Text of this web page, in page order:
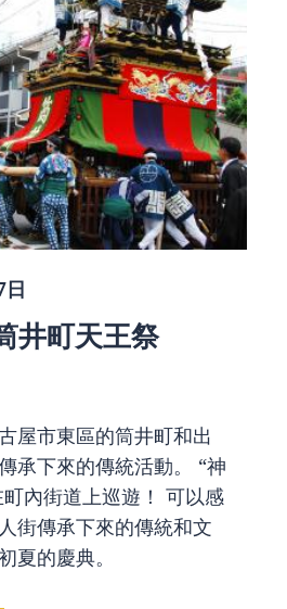
井町天王祭
屋市東區的筒井町和出
承下來的傳統活動。 “神
町內街道上巡遊！ 可以感
街傳承下來的傳統和文
夏的慶典。